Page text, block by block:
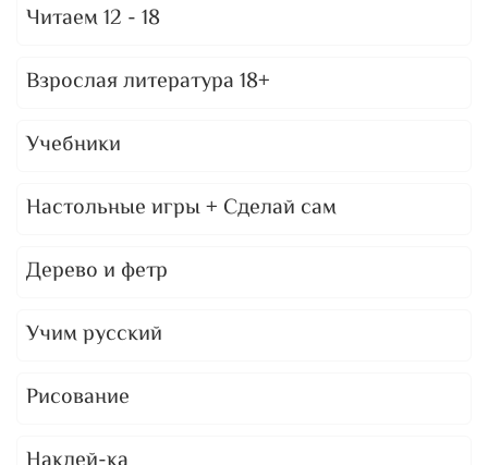
Читаем 12 - 18
Взрослая литература 18+
Учебники
Настольные игры + Сделай сам
Дерево и фетр
Учим русский
Рисование